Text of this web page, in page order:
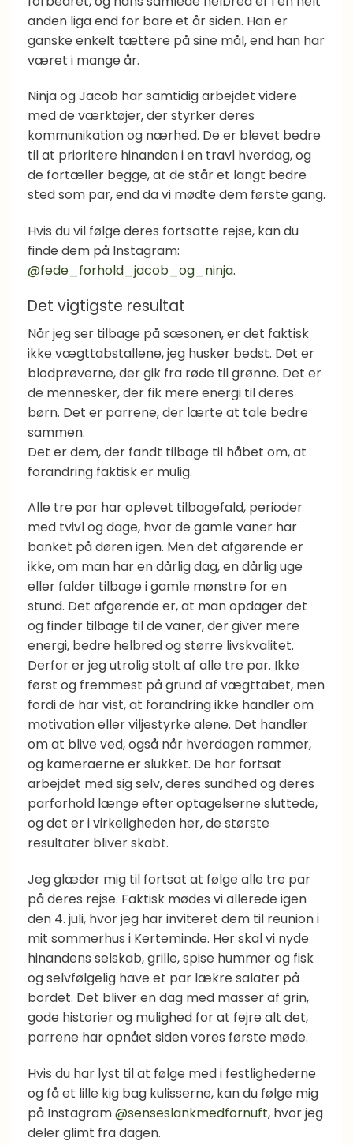
anden liga end for bare et år siden. Han er
ganske enkelt tættere på sine mål, end han har
været i mange år.
Ninja og Jacob har samtidig arbejdet videre
med de værktøjer, der styrker deres
kommunikation og nærhed. De er blevet bedre
til at prioritere hinanden i en travl hverdag, og
de fortæller begge, at de står et langt bedre
sted som par, end da vi mødte dem første gang.
Hvis du vil følge deres fortsatte rejse, kan du
finde dem på Instagram:
@fede_forhold_jacob_og_ninja.
Det vigtigste resultat
Når jeg ser tilbage på sæsonen, er det faktisk
ikke vægttabstallene, jeg husker bedst. Det er
blodprøverne, der gik fra røde til grønne. Det er
de mennesker, der fik mere energi til deres
børn. Det er parrene, der lærte at tale bedre
sammen.
Det er dem, der fandt tilbage til håbet om, at
forandring faktisk er mulig.
Alle tre par har oplevet tilbagefald, perioder
med tvivl og dage, hvor de gamle vaner har
banket på døren igen. Men det afgørende er
ikke, om man har en dårlig dag, en dårlig uge
eller falder tilbage i gamle mønstre for en
stund. Det afgørende er, at man opdager det
og finder tilbage til de vaner, der giver mere
energi, bedre helbred og større livskvalitet.
Derfor er jeg utrolig stolt af alle tre par. Ikke
først og fremmest på grund af vægttabet, men
fordi de har vist, at forandring ikke handler om
motivation eller viljestyrke alene. Det handler
om at blive ved, også når hverdagen rammer,
og kameraerne er slukket. De har fortsat
arbejdet med sig selv, deres sundhed og deres
parforhold længe efter optagelserne sluttede,
og det er i virkeligheden her, de største
resultater bliver skabt.
Jeg glæder mig til fortsat at følge alle tre par
på deres rejse. Faktisk mødes vi allerede igen
den 4. juli, hvor jeg har inviteret dem til reunion i
mit sommerhus i Kerteminde. Her skal vi nyde
hinandens selskab, grille, spise hummer og fisk
og selvfølgelig have et par lækre salater på
bordet. Det bliver en dag med masser af grin,
gode historier og mulighed for at fejre alt det,
parrene har opnået siden vores første møde.
Hvis du har lyst til at følge med i festlighederne
og få et lille kig bag kulisserne, kan du følge mig
på Instagram@senseslankmedfornuft, hvor jeg
deler glimt fra dagen.